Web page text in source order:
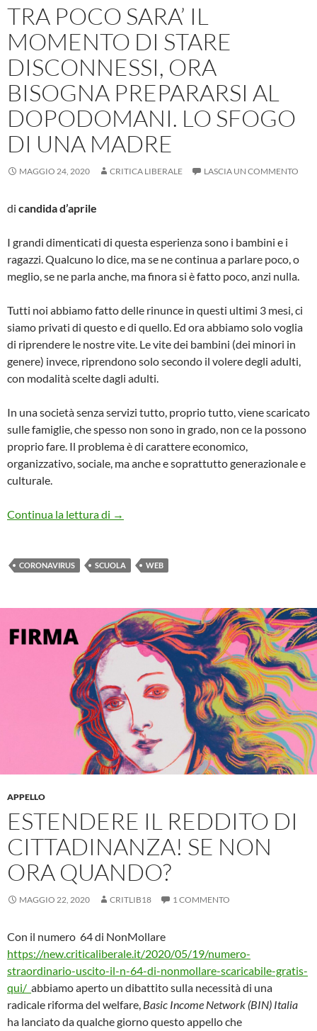
TRA POCO SARA’ IL
MOMENTO DI STARE
DISCONNESSI, ORA
BISOGNA PREPARARSI AL
DOPODOMANI. LO SFOGO
DI UNA MADRE
MAGGIO 24, 2020 CRITICA LIBERALE LASCIA UN COMMENTO
di candida d’aprile
I grandi dimenticati di questa esperienza sono i bambini e i
ragazzi. Qualcuno lo dice, ma se ne continua a parlare poco, o
meglio, se ne parla anche, ma finora si è fatto poco, anzi nulla.
Tutti noi abbiamo fatto delle rinunce in questi ultimi 3 mesi, ci
siamo privati di questo e di quello. Ed ora abbiamo solo voglia
di riprendere le nostre vite. Le vite dei bambini (dei minori in
genere) invece, riprendono solo secondo il volere degli adulti,
con modalità scelte dagli adulti.
In una società senza servizi tutto, proprio tutto, viene scaricato
sulle famiglie, che spesso non sono in grado, non ce la possono
proprio fare. Il problema è di carattere economico,
organizzativo, sociale, ma anche e soprattutto generazionale e
culturale.
Continua la lettura di TRA POCO SARA’ IL MOMENTO DI
→
CORONAVIRUS SCUOLA WEB
APPELLO
ESTENDERE IL REDDITO DI
CITTADINANZA! SE NON
ORA QUANDO?
MAGGIO 22, 2020 CRITLIB18 1 COMMENTO
Con il numero 64 di NonMollare
https://new.criticaliberale.it/2020/05/19/numero-
straordinario-uscito-il-n-64-di-nonmollare-scaricabile-gratis-
qui/ abbiamo aperto un dibattito sulla necessità di una
radicale riforma del welfare, Basic Income Network (BIN) Italia
ha lanciato da qualche giorno questo appello che